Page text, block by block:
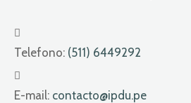
Telefono: (511) 6449292
E-mail: contacto@ipdu.pe